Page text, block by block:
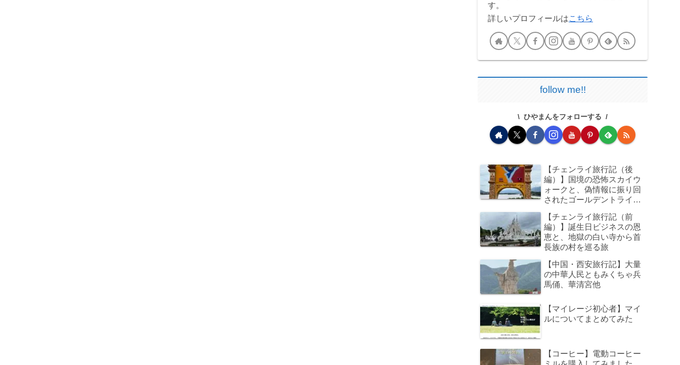
す。
詳しいプロフィールはこちら
follow me!!
ひやまんをフォローする
【チェンライ旅行記（後
編）】国境の恐怖スカイウ
ォークと、偽情報に振り回
されたゴールデントライア
ネスクラスで足元の狭さに
咽び泣く旅
【チェンライ旅行記（前
編）】誕生日ビジネスの恩
恵と、地獄の白い寺から首
長族の村を巡る旅
【中国・西安旅行記】大量
の中華人民ともみくちゃ兵
馬俑、華清宮他
【マイレージ初心者】マイ
ルについてまとめてみた
【コーヒー】電動コーヒー